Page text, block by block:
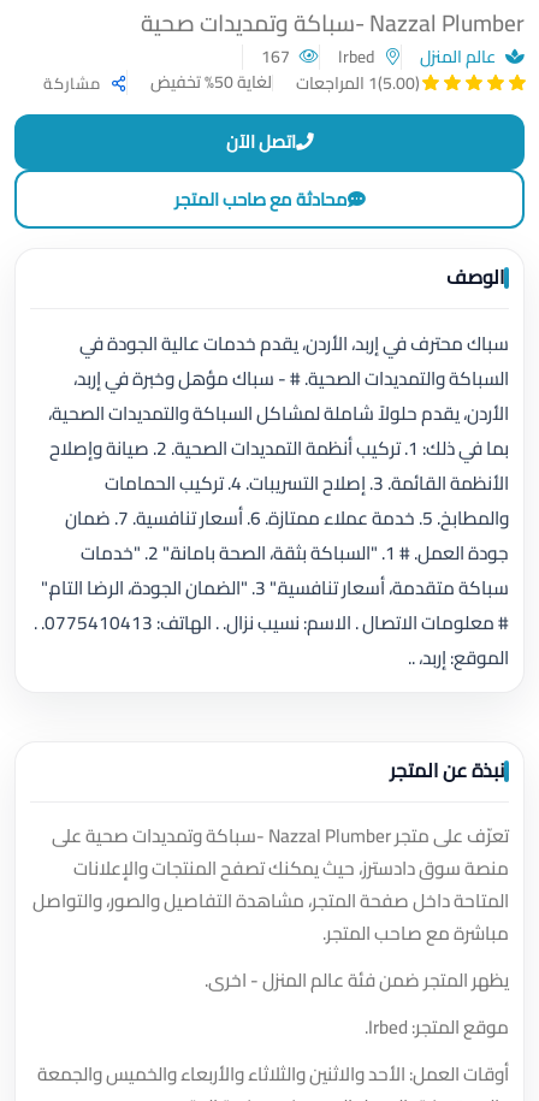
Nazzal Plumber -سباكة وتمديدات صحية
عالم المنزل
(5.00)
1 المراجعات لغاية 50% تخفيض مشاركة
اتصل الآن
محادثة مع صاحب المتجر
الوصف
سباك محترف في إربد، الأردن، يقدم خدمات عالية الجودة في
السباكة والتمديدات الصحية. # - سباك مؤهل وخبرة في إربد،
الأردن، يقدم حلولاً شاملة لمشاكل السباكة والتمديدات الصحية،
بما في ذلك: 1. تركيب أنظمة التمديدات الصحية. 2. صيانة وإصلاح
الأنظمة القائمة. 3. إصلاح التسريبات. 4. تركيب الحمامات
والمطابخ. 5. خدمة عملاء ممتازة. 6. أسعار تنافسية. 7. ضمان
جودة العمل. # 1. "السباكة بثقة، الصحة بامانة." 2. "خدمات
سباكة متقدمة، أسعار تنافسية." 3. "الضمان الجودة، الرضا التام."
# معلومات الاتصال . الاسم: نسيب نزال. . الهاتف: 0775410413. .
الموقع: إربد، ..
نبذة عن المتجر
تعرّف على متجر Nazzal Plumber -سباكة وتمديدات صحية على
منصة سوق دادسترز، حيث يمكنك تصفح المنتجات والإعلانات
المتاحة داخل صفحة المتجر، مشاهدة التفاصيل والصور، والتواصل
مباشرة مع صاحب المتجر.
يظهر المتجر ضمن فئة عالم المنزل - اخرى.
موقع المتجر: Irbed.
أوقات العمل: الأحد والاثنين والثلاثاء والأربعاء والخميس والجمعة